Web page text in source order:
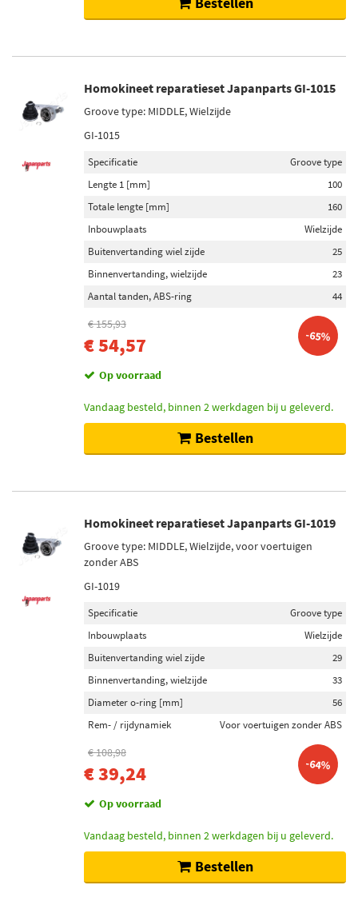
Homokineet reparatieset Japanparts GI-1015
Groove type: MIDDLE, Wielzijde
GI-1015
Specificatie
Groove type
Lengte 1 [mm]
100
Totale lengte [mm]
160
Inbouwplaats
Wielzijde
Buitenvertanding wiel zijde
25
Binnenvertanding, wielzijde
23
Aantal tanden, ABS-ring
44
€ 155,93
€ 54,57 -65%
Op voorraad
Vandaag besteld, binnen 2 werkdagen bij u geleverd.
Bestellen
Homokineet reparatieset Japanparts GI-1019
Groove type: MIDDLE, Wielzijde, voor voertuigen
zonder ABS
GI-1019
Specificatie
Groove type
Inbouwplaats
Wielzijde
Buitenvertanding wiel zijde
29
Binnenvertanding, wielzijde
33
Diameter o-ring [mm]
56
Rem- / rijdynamiek
Voor voertuigen zonder ABS
€ 108,98
€ 39,24 -64%
Op voorraad
Vandaag besteld, binnen 2 werkdagen bij u geleverd.
Bestellen